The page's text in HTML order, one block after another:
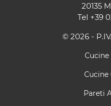
20135
Tel +39
© 2026 -
Cucine
Pareti